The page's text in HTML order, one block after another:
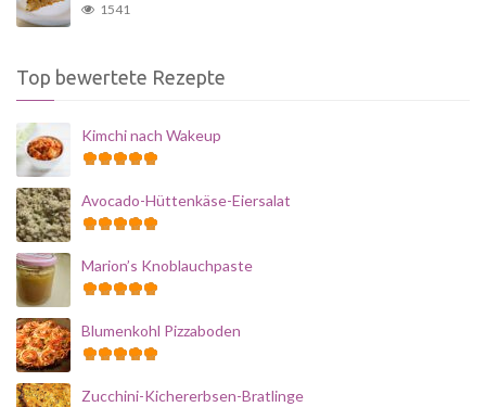
1541
Top bewertete Rezepte
Kimchi nach Wakeup
Avocado-Hüttenkäse-Eiersalat
Marion’s Knoblauchpaste
Blumenkohl Pizzaboden
Zucchini-Kichererbsen-Bratlinge